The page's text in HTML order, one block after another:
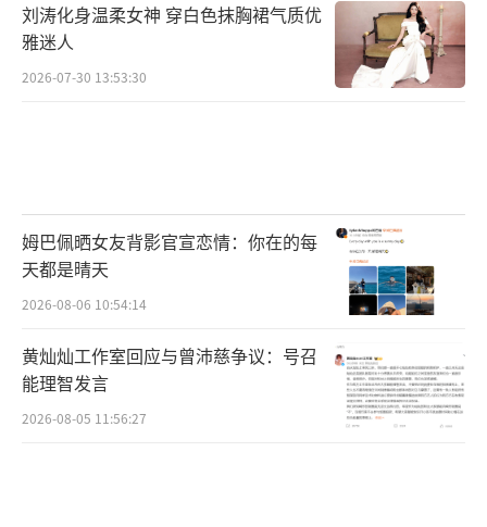
刘涛化身温柔女神 穿白色抹胸裙气质优
雅迷人
2026-07-30 13:53:30
姆巴佩晒女友背影官宣恋情：你在的每
天都是晴天
2026-08-06 10:54:14
黄灿灿工作室回应与曾沛慈争议：号召
能理智发言
2026-08-05 11:56:27